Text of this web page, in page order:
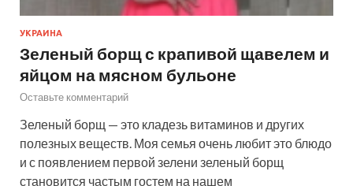
УКРАИНА
Зеленый борщ с крапивой щавелем и
яйцом на мясном бульоне
Оставьте комментарий
Зеленый борщ — это кладезь витаминов и других
полезных веществ. Моя семья очень любит это блюдо
и с появлением первой зелени зеленый борщ
становится частым гостем на нашем